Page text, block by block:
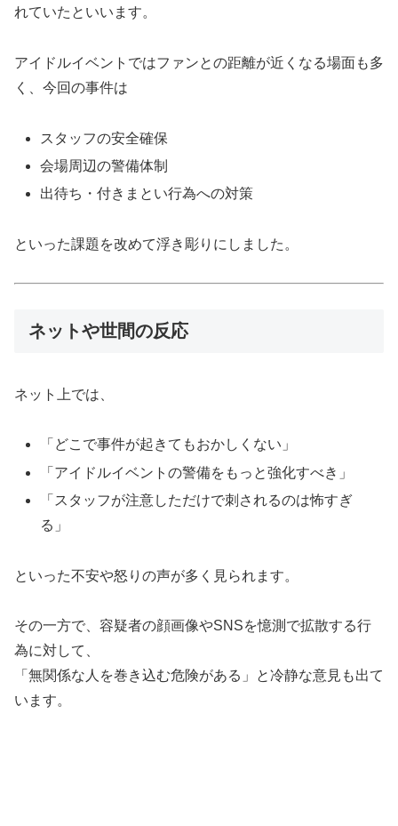
れていたといいます。
アイドルイベントではファンとの距離が近くなる場面も多
く、今回の事件は
スタッフの安全確保
会場周辺の警備体制
出待ち・付きまとい行為への対策
といった課題を改めて浮き彫りにしました。
ネットや世間の反応
ネット上では、
「どこで事件が起きてもおかしくない」
「アイドルイベントの警備をもっと強化すべき」
「スタッフが注意しただけで刺されるのは怖すぎ
る」
といった不安や怒りの声が多く見られます。
その一方で、容疑者の顔画像やSNSを憶測で拡散する行
為に対して、
「無関係な人を巻き込む危険がある」と冷静な意見も出て
います。